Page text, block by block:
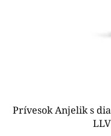
Prívesok Anjelik s